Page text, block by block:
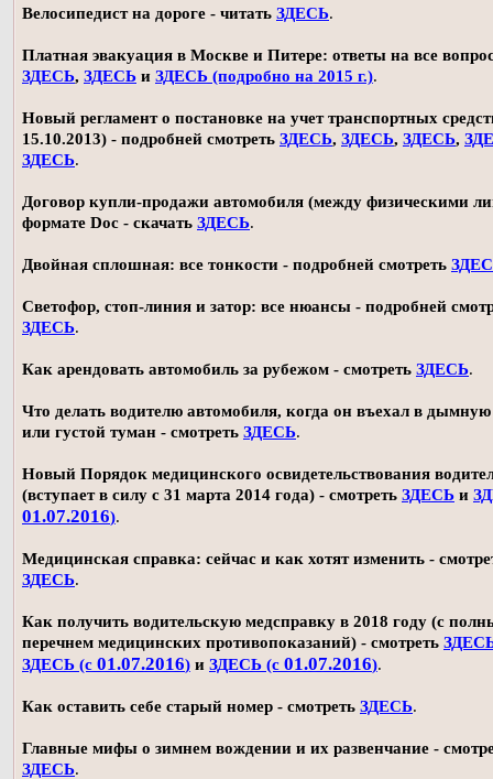
Велосипедист на дороге - читать ЗДЕСЬ.
Платная эвакуация в Москве и Питере: ответы на все
ЗДЕСЬ, ЗДЕСЬ и ЗДЕСЬ (подробно на 2015 г.).
Новый регламент о постановке на учет транспортных
15.10.2013) - подробней смотреть ЗДЕСЬ, ЗДЕСЬ, ЗДЕСЬ,
ЗДЕСЬ.
Договор купли-продажи автомобиля (между физическими
формате Doc - скачать ЗДЕСЬ.
Двойная сплошная: все тонкости - подробней смотреть
Светофор, стоп-линия и затор: все нюансы - подробней
ЗДЕСЬ.
Как арендовать автомобиль за рубежом - смотреть ЗДЕСЬ.
Что делать водителю автомобиля, когда он въехал в дымную
или густой туман - смотреть ЗДЕСЬ.
Новый Порядок медицинского освидетельствования
(вступает в силу с 31 марта 2014 года) - смотреть ЗДЕСЬ и
01.07.2016).
Медицинская справка: сейчас и как хотят изменить -
ЗДЕСЬ.
Как получить водительскую медсправку в 2018 году (с
перечнем медицинских противопоказаний) - смотреть
ЗДЕСЬ (с 01.07.2016) и ЗДЕСЬ (с 01.07.2016).
Как оставить себе старый номер - смотреть ЗДЕСЬ.
Главные мифы о зимнем вождении и их развенчание -
ЗДЕСЬ.